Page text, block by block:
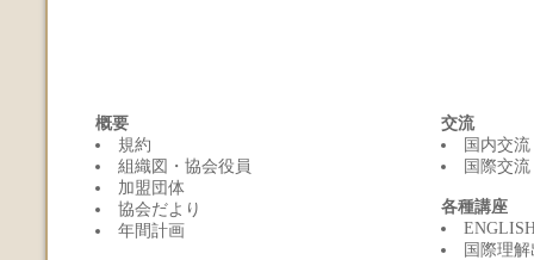
概要
規約
組織図・協会役員
加盟団体
協会だより
年間計画
交流
国内交流
国際交流
各種講座
国際理